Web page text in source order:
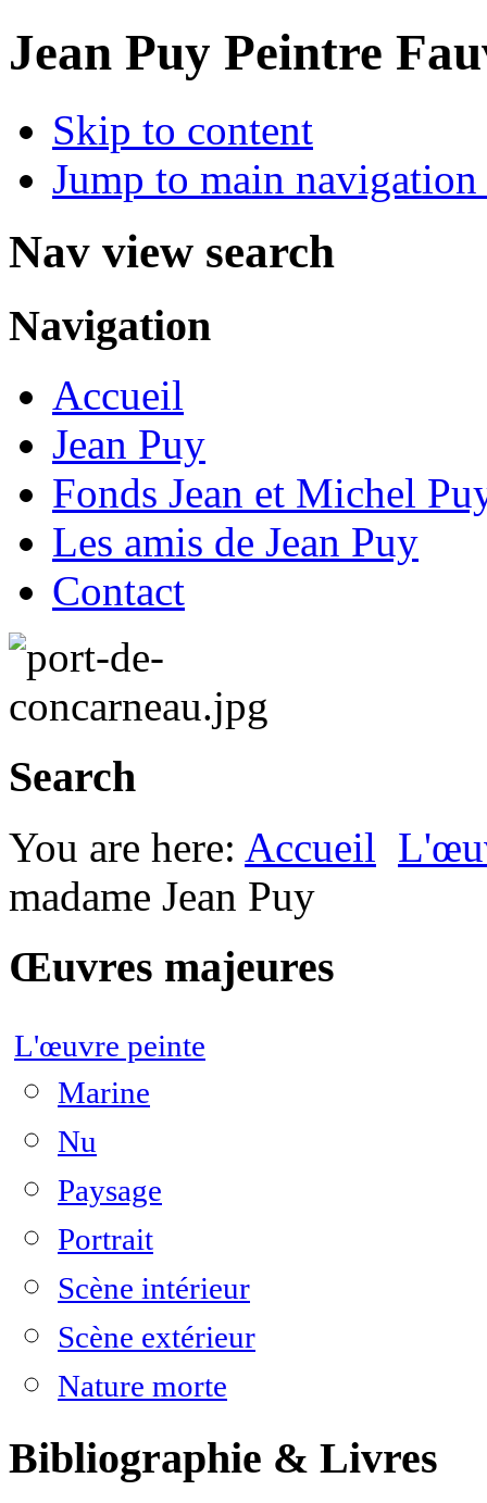
Jean Puy Peintre
Skip to content
Jump to main
Nav view search
Navigation
Accueil
Jean Puy
Fonds Jean et Michel
Les amis de Jean Puy
Contact
Search
You are here: Accueil
madame Jean Puy
Œuvres majeures
L'œuvre peinte
Marine
Nu
Paysage
Portrait
Scène intérieur
Scène extérieur
Nature morte
Bibliographie & Livres